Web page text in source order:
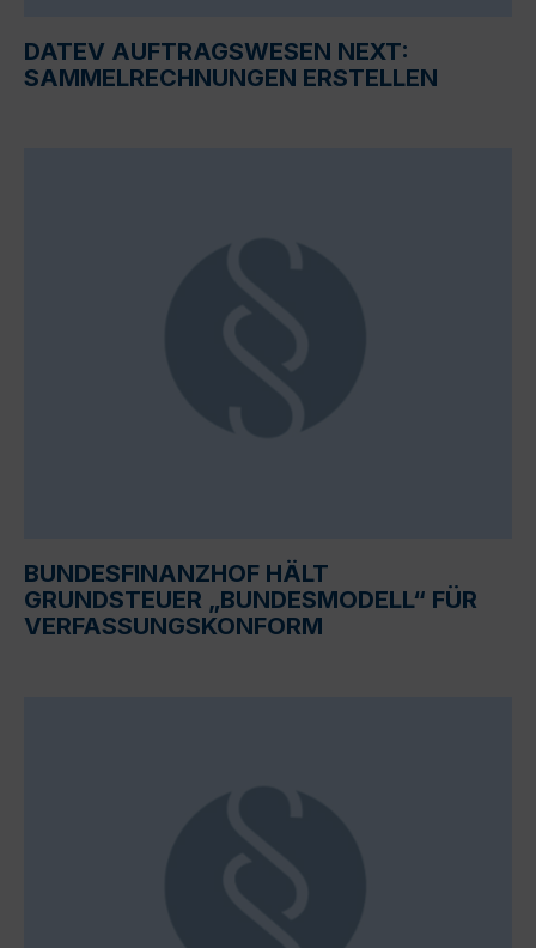
DATEV AUFTRAGSWESEN NEXT:
SAMMELRECHNUNGEN ERSTELLEN
BUNDESFINANZHOF HÄLT
GRUNDSTEUER „BUNDESMODELL“ FÜR
VERFASSUNGSKONFORM